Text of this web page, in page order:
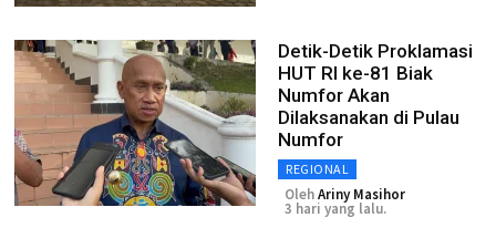
Detik-Detik Proklamasi
HUT RI ke-81 Biak
Numfor Akan
Dilaksanakan di Pulau
Numfor
REGIONAL
OlehAriny Masihor
3 hari yang lalu.